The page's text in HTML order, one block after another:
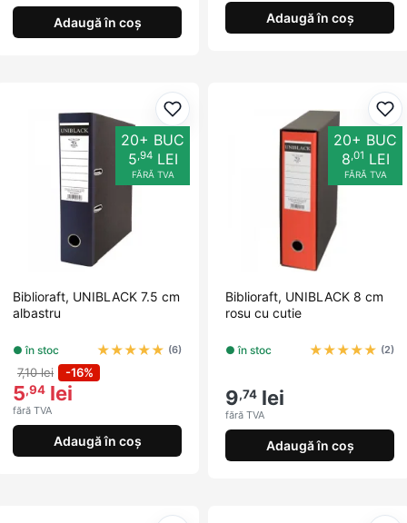
Adaugă în coș Adaugă în coș
Adaugă la favorite
20+ BUC
5,94LEI
FĂRĂ TVA
Biblioraft, UNIBLACK 7.5 cm
albastru
● în stoc ★★★★★ (6)
7,10 lei -16%
5,94 lei
fără TVA
Adaugă în coș
20+ BUC
8,01 LEI
FĂRĂ TVA
Biblioraft, UNIBLACK 8 cm
rosu cu cutie
● în stoc ★★★★★ (2)
9,74 lei
fără TVA
Adaugă în coș